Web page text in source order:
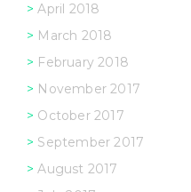
April 2018
March 2018
February 2018
November 2017
October 2017
September 2017
August 2017